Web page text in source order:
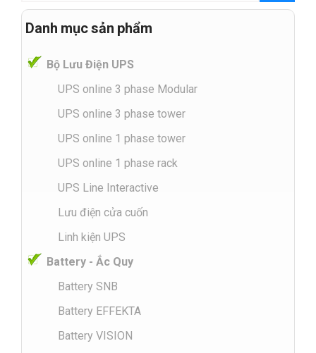
Danh mục sản phẩm
Bộ Lưu Điện UPS
UPS online 3 phase Modular
UPS online 3 phase tower
UPS online 1 phase tower
UPS online 1 phase rack
UPS Line Interactive
Lưu điện cửa cuốn
Linh kiện UPS
Battery - Ắc Quy
Battery SNB
Battery EFFEKTA
Battery VISION